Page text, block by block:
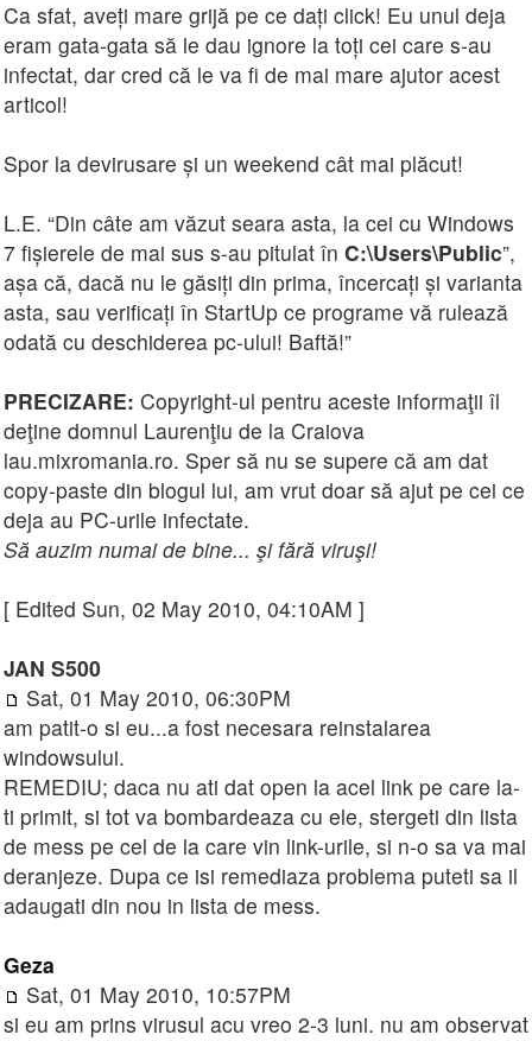
Ca sfat, aveți mare grijă pe ce dați click! Eu unul deja
eram gata-gata să le dau ignore la toți cei care s-au
infectat, dar cred că le va fi de mai mare ajutor acest
articol!
Spor la devirusare și un weekend cât mai plăcut!
L.E. “Din câte am văzut seara asta, la cei cu Windows
7 fișierele de mai sus s-au pitulat în C:\Users\Public”,
așa că, dacă nu le găsiți din prima, încercați și varianta
asta, sau verificați în StartUp ce programe vă rulează
odată cu deschiderea pc-ului! Baftă!”
PRECIZARE: Copyright-ul pentru aceste informaţii îl
deţine domnul Laurenţiu de la Craiova
lau.mixromania.ro. Sper să nu se supere că am dat
copy-paste din blogul lui, am vrut doar să ajut pe cei ce
deja au PC-urile infectate.
Să auzim numai de bine... şi fără viruşi!
[ Edited Sun, 02 May 2010, 04:10AM ]
JAN S500
Sat, 01 May 2010, 06:30PM
am patit-o si eu...a fost necesara reinstalarea
windowsului.
REMEDIU; daca nu ati dat open la acel link pe care la-
ti primit, si tot va bombardeaza cu ele, stergeti din lista
de mess pe cel de la care vin link-urile, si n-o sa va mai
deranjeze. Dupa ce isi remediaza problema puteti sa il
adaugati din nou in lista de mess.
Geza
Sat, 01 May 2010, 10:57PM
si eu am prins virusul acu vreo 2-3 luni. nu am observat